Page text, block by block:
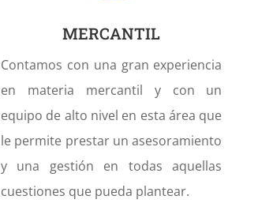
MERCANTIL
Contamos con una gran experiencia
en materia mercantil y con un
equipo de alto nivel en esta área que
le permite prestar un asesoramiento
y una gestión en todas aquellas
cuestiones que pueda plantear.